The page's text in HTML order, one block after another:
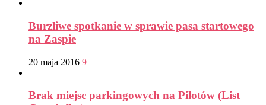
Burzliwe spotkanie w sprawie pasa startowego
na Zaspie
20 maja 2016 9
Brak miejsc parkingowych na Pilotów (List